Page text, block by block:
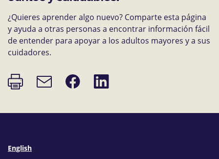
¿Quieres aprender algo nuevo? Comparte esta página
y ayuda a otras personas a encontrar información fácil
de entender para apoyar a los adultos mayores y a sus
cuidadores.
Imprimir
página
Enlace
de
Compartir
en
Compartir
en
English